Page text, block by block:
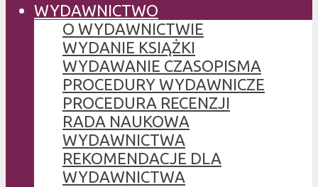
WYDAWNICTWO
O WYDAWNICTWIE
WYDANIE KSIĄŻKI
WYDAWANIE CZASOPISMA
PROCEDURY WYDAWNICZE
PROCEDURA RECENZJI
RADA NAUKOWA
WYDAWNICTWA
REKOMENDACJE DLA
WYDAWNICTWA